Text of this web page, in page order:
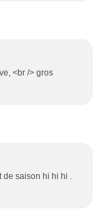
<br /> gros
de saison hi hi hi .